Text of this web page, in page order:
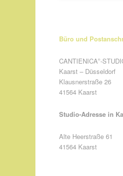
Büro und
CANTIENICA®-
Kaarst – Düsseldorf
Klausnerstraße 26
41564 Kaarst
Studio-Adresse in
Alte Heerstraße 61
41564 Kaarst